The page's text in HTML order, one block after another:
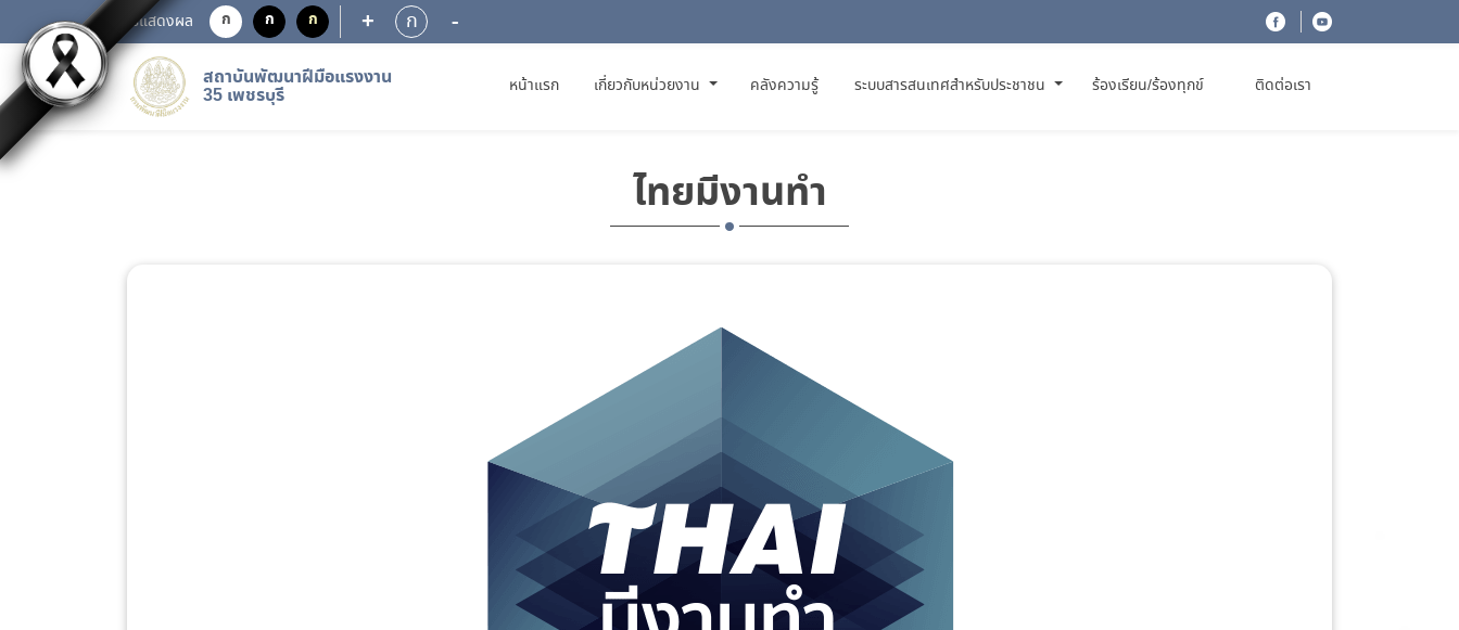
การแสดงผล ก ก ก + ก -
สถาบันพัฒนาฝีมือแรงงาน
35 เพชรบุรี หน้าแรก(CURRENT)
เกี่ยวกับหน่วยงาน คลังความรู้ ระบบสารสนเทศสำหรับประชาชน ร้องเรียน/ร้องทุกข์ ติดต่อเรา
ไทยมีงานทำ